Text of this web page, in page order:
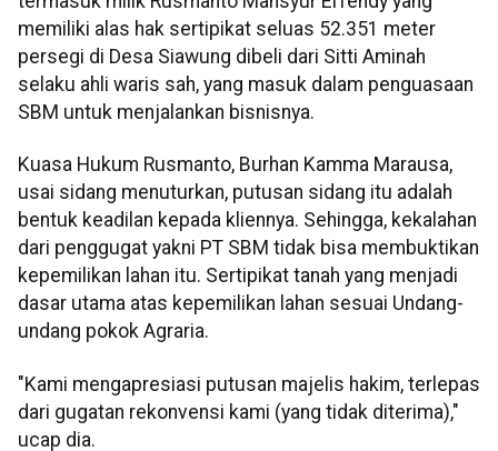
memiliki alas hak sertipikat seluas 52.351 meter
persegi di Desa Siawung dibeli dari Sitti Aminah
selaku ahli waris sah, yang masuk dalam penguasaan
SBM untuk menjalankan bisnisnya.
Kuasa Hukum Rusmanto, Burhan Kamma Marausa,
usai sidang menuturkan, putusan sidang itu adalah
bentuk keadilan kepada kliennya. Sehingga, kekalahan
dari penggugat yakni PT SBM tidak bisa membuktikan
kepemilikan lahan itu. Sertipikat tanah yang menjadi
dasar utama atas kepemilikan lahan sesuai Undang-
undang pokok Agraria.
"Kami mengapresiasi putusan majelis hakim, terlepas
dari gugatan rekonvensi kami (yang tidak diterima),"
ucap dia.